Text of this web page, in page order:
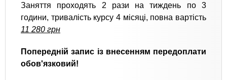
Заняття проходять 2 рази на тиждень по 3
години, тривалість курсу 4 місяці, повна вартість
11 280 грн
Попередній запис із внесенням передоплати
обов'язковий!